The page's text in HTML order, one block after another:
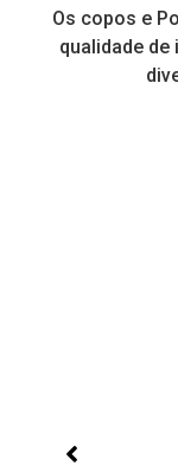
Os copos e
qualidade